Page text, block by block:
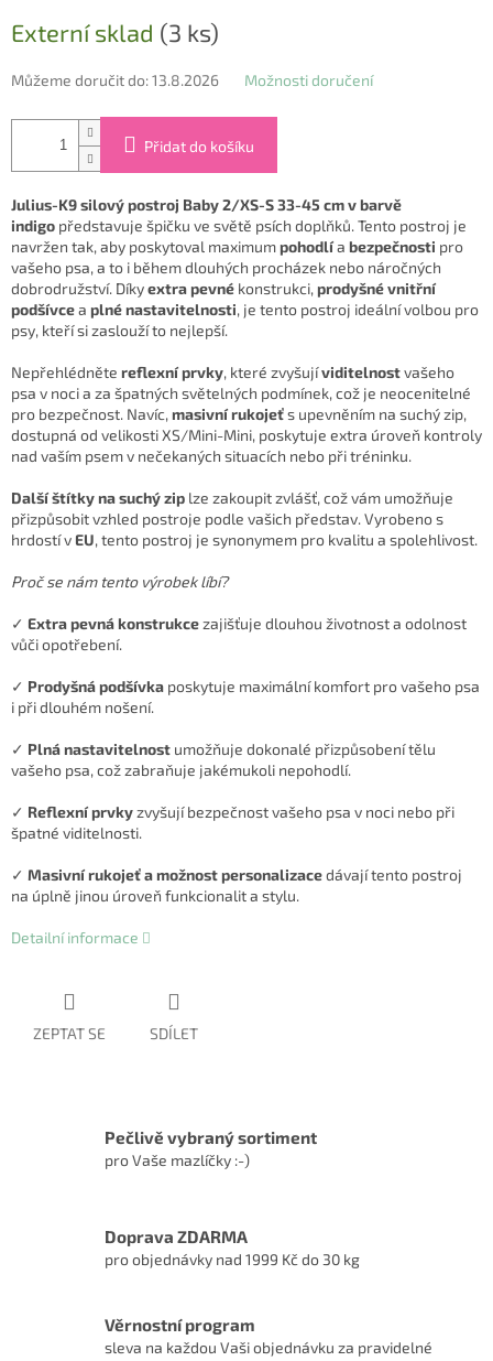
cena:
Externí sklad (3 ks)
Můžeme doručit do:13.8.2026 Možnosti doručení
Přidat do košíku
Julius-K9 silový postroj Baby 2/XS-S 33-45 cm v barvě
indigo představuje špičku ve světě psích doplňků. Tento postroj je
navržen tak, aby poskytoval maximumpohodlía bezpečnosti pro
vašeho psa, a to i během dlouhých procházek nebo náročných
dobrodružství. Díkyextra pevné konstrukci, prodyšné vnitřní
podšívcea plné nastavitelnosti, je tento postroj ideální volbou pro
psy, kteří si zaslouží to nejlepší.
Nepřehlédněte reflexní prvky, které zvyšujíviditelnostvašeho
psa v noci a za špatných světelných podmínek, což je neocenitelné
pro bezpečnost. Navíc, masivní rukojeťs upevněním na suchý zip,
dostupná od velikosti XS/Mini-Mini, poskytuje extra úroveň kontroly
nad vaším psem v nečekaných situacích nebo při tréninku.
Další štítky na suchý zip lze zakoupit zvlášť, což vám umožňuje
přizpůsobit vzhled postroje podle vašich představ. Vyrobeno s
hrdostí v EU, tento postroj je synonymem pro kvalitu a spolehlivost.
Proč se nám tento výrobek líbí?
✓ Extra pevná konstrukcezajišťuje dlouhou životnost a odolnost
vůči opotřebení.
✓ Prodyšná podšívka poskytuje maximální komfort pro vašeho psa
i při dlouhém nošení.
✓ Plná nastavitelnost umožňuje dokonalé přizpůsobení tělu
vašeho psa, což zabraňuje jakémukoli nepohodlí.
✓ Reflexní prvkyzvyšují bezpečnost vašeho psa v noci nebo při
špatné viditelnosti.
✓ Masivní rukojeť a možnost personalizacedávají tento postroj
na úplně jinou úroveň funkcionalit a stylu.
Detailní informace
ZEPTAT SE SDÍLET
Pečlivě vybraný sortiment
pro Vaše mazlíčky :-)
Doprava ZDARMA
pro objednávky nad 1999 Kč do 30 kg
Věrnostní program
sleva na každou Vaši objednávku za pravidelné